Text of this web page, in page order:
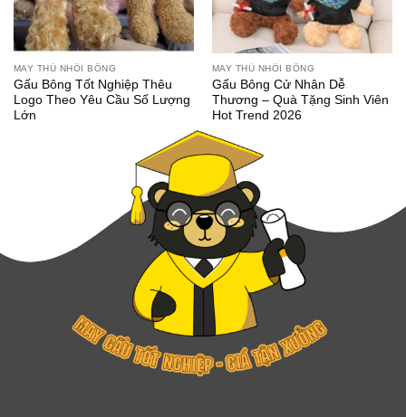
MAY THÚ NHỒI BÔNG
Gấu Bông Tốt Nghiệp Thêu
Logo Theo Yêu Cầu Số Lượng
Lớn
MAY THÚ NHỒI BÔNG
Gấu Bông Cử Nhân Dễ
Thương – Quà Tặng Sinh Viên
Hot Trend 2026